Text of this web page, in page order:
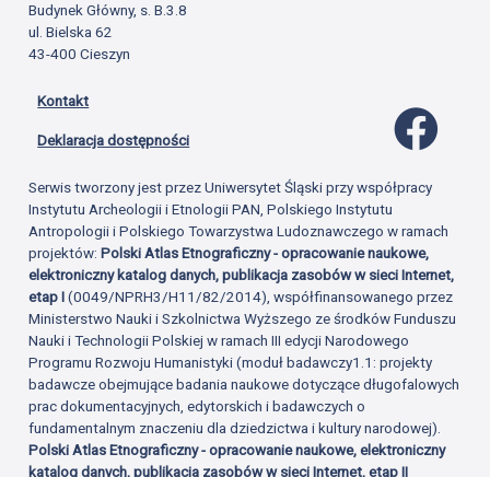
Budynek Główny, s. B.3.8
ul. Bielska 62
43-400 Cieszyn
Kontakt
Deklaracja dostępności
Serwis tworzony jest przez Uniwersytet Śląski przy współpracy
Instytutu Archeologii i Etnologii PAN, Polskiego Instytutu
Antropologii i Polskiego Towarzystwa Ludoznawczego w ramach
projektów:Polski Atlas Etnograficzny - opracowanie naukowe,
elektroniczny katalog danych, publikacja zasobów w sieci Internet,
etap I(0049/NPRH3/H11/82/2014), współfinansowanego przez
Ministerstwo Nauki i Szkolnictwa Wyższego ze środków Funduszu
Nauki i Technologii Polskiej w ramach III edycji Narodowego
Programu Rozwoju Humanistyki (moduł badawczy1.1: projekty
badawcze obejmujące badania naukowe dotyczące długofalowych
prac dokumentacyjnych, edytorskich i badawczych o
fundamentalnym znaczeniu dla dziedzictwa i kultury narodowej).
Polski Atlas Etnograficzny - opracowanie naukowe, elektroniczny
katalog danych, publikacja zasobów w sieci Internet, etap II